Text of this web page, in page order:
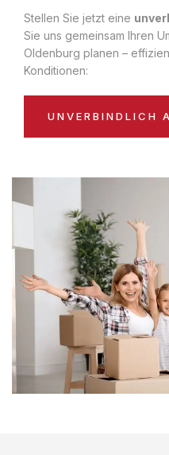
Stellen Sie jetzt eine
Sie uns gemeinsam Ihren
Oldenburg planen –
Konditionen:
UNVERBINDLICH